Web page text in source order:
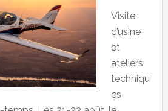
Visite
d’usine
et
ateliers
techniqu
es